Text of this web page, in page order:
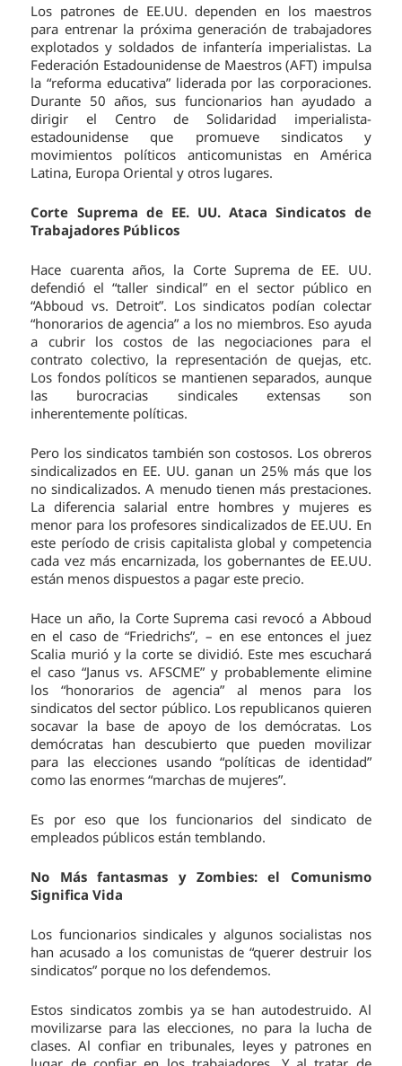
Los patrones de EE.UU. dependen en los maestros
para entrenar la próxima generación de trabajadores
explotados y soldados de infantería imperialistas. La
Federación Estadounidense de Maestros (AFT) impulsa
la “reforma educativa” liderada por las corporaciones.
Durante 50 años, sus funcionarios han ayudado a
dirigir el Centro de Solidaridad imperialista-
estadounidense que promueve sindicatos y
movimientos políticos anticomunistas en América
Latina, Europa Oriental y otros lugares.
Corte Suprema de EE. UU. Ataca Sindicatos de
Trabajadores Públicos
Hace cuarenta años, la Corte Suprema de EE. UU.
defendió el “taller sindical” en el sector público en
“Abboud vs. Detroit”. Los sindicatos podían colectar
“honorarios de agencia” a los no miembros. Eso ayuda
a cubrir los costos de las negociaciones para el
contrato colectivo, la representación de quejas, etc.
Los fondos políticos se mantienen separados, aunque
las burocracias sindicales extensas son
inherentemente políticas.
Pero los sindicatos también son costosos. Los obreros
sindicalizados en EE. UU. ganan un 25% más que los
no sindicalizados. A menudo tienen más prestaciones.
La diferencia salarial entre hombres y mujeres es
menor para los profesores sindicalizados de EE.UU. En
este período de crisis capitalista global y competencia
cada vez más encarnizada, los gobernantes de EE.UU.
están menos dispuestos a pagar este precio.
Hace un año, la Corte Suprema casi revocó a Abboud
en el caso de “Friedrichs”, – en ese entonces el juez
Scalia murió y la corte se dividió. Este mes escuchará
el caso “Janus vs. AFSCME” y probablemente elimine
los “honorarios de agencia” al menos para los
sindicatos del sector público. Los republicanos quieren
socavar la base de apoyo de los demócratas. Los
demócratas han descubierto que pueden movilizar
para las elecciones usando “políticas de identidad”
como las enormes “marchas de mujeres”.
Es por eso que los funcionarios del sindicato de
empleados públicos están temblando.
No Más fantasmas y Zombies: el Comunismo
Significa Vida
Los funcionarios sindicales y algunos socialistas nos
han acusado a los comunistas de “querer destruir los
sindicatos” porque no los defendemos.
Estos sindicatos zombis ya se han autodestruido. Al
movilizarse para las elecciones, no para la lucha de
clases. Al confiar en tribunales, leyes y patrones en